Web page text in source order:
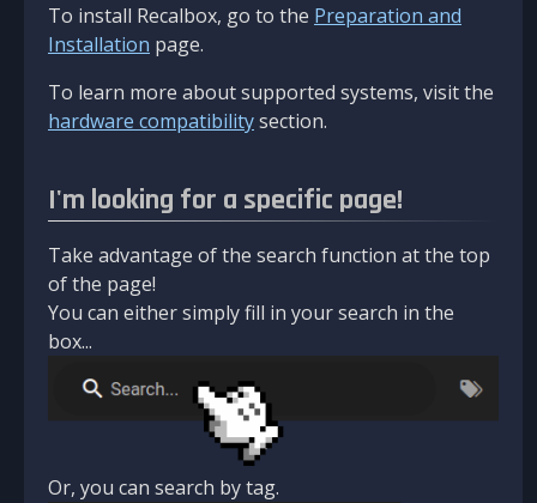
To install Recalbox, go to the Preparation and
Installation page.
To learn more about supported systems, visit the
hardware compatibilitysection.
I'm looking for a specific page!
Take advantage of the search function at the top
of the page!
You can either simply fill in your search in the
box...
Or, you can search by tag.